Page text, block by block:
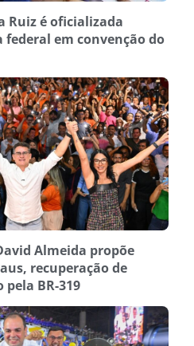
Ruiz é oficializada
em convenção do
Almeida propõe
recuperação de
BR-319